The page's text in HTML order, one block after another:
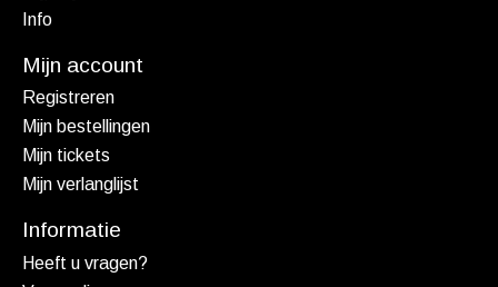
Info
Mijn account
Registreren
Mijn bestellingen
Mijn tickets
Mijn verlanglijst
Informatie
Heeft u vragen?